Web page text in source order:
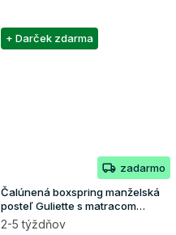
+ Darček zdarma
zadarmo
Čalúnená boxspring manželská
posteľ Guliette s matracom
140x200 - hnedá
2-5 týždňov